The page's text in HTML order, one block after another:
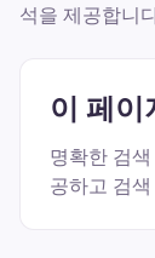
석을 제공합니
이 페이
명확한 검
공하고 검